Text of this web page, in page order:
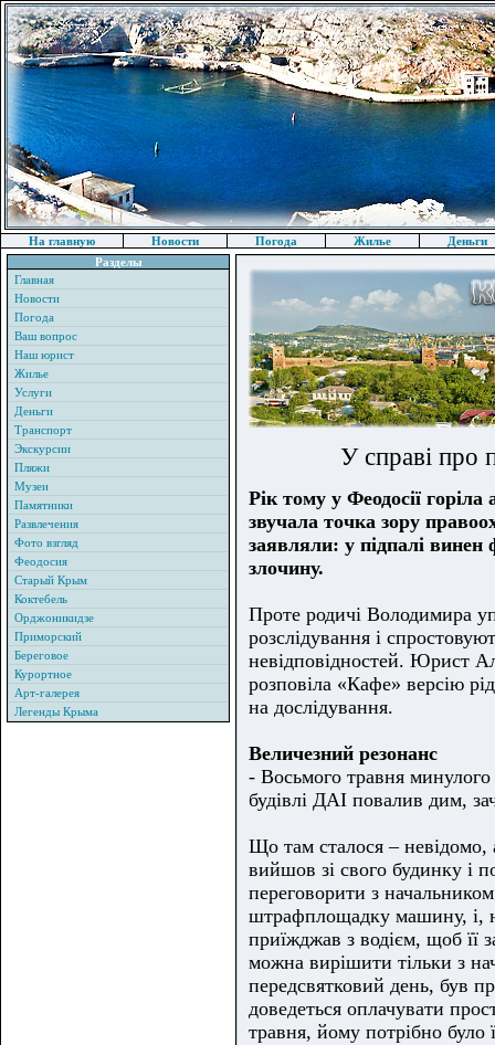
На главную Новости Погода Жилье
Деньги
Разделы
Главная
Новости
Погода
Ваш вопрос
Наш юрист
Жилье
Услуги
Деньги
Транспорт
Экскурсии
Пляжи
Музеи
Памятники
Развлечения
Фото взгляд
Феодосия
Старый Крым
Коктебель
Орджоникидзе
Приморский
Береговое
Курортное
Арт-галерея
Легенды Крыма
У справі про
Рік тому у Феодосії
звучала точка зору
заявляли: у підпалі винен
злочину.
Проте родичі Володимира
розслідування і
невідповідностей. Юрист
розповіла «Кафе» версію
на дослідування.
Величезний резонанс
- Восьмого травня минулого
будівлі ДАІ повалив дим,
Що там сталося –
вийшов зі свого будинку і
переговорити з
штрафплощадку машину, і,
приїжджав з водієм, щоб її
можна вирішити тільки з
передсвятковий день, був
доведеться оплачувати
травня, йому потрібно було